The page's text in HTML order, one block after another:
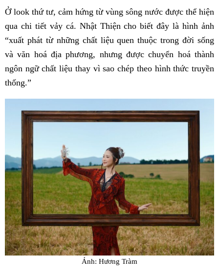
Ở look thứ tư, cảm hứng từ vùng sông nước được thể hiện
qua chi tiết vảy cá. Nhật Thiện cho biết đây là hình ảnh
“xuất phát từ những chất liệu quen thuộc trong đời sống
và văn hoá địa phương, nhưng được chuyển hoá thành
ngôn ngữ chất liệu thay vì sao chép theo hình thức truyền
thống.”
Ảnh: Hương Tràm